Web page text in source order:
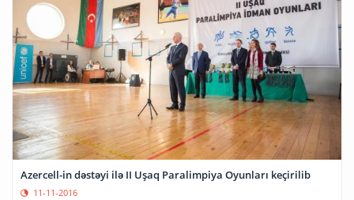
Azercell-in dəstəyi ilə II Uşaq Paralimpiya Oyunları keçirilib
11-11-2016